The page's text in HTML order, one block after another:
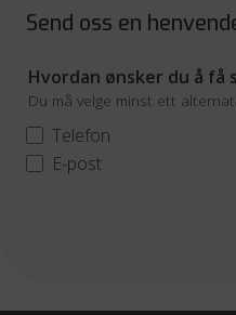
Send oss en
Hvordan ønsker du å få
Du må velge minst ett
Telefon
E-post